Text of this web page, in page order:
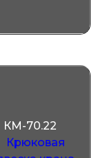
КМ-70.22